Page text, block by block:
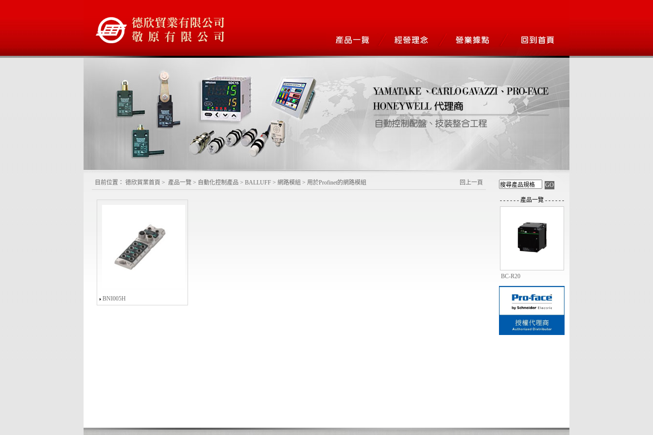
目前位置： 德欣貿業首頁 > 產品一覽 > 自動化控制產品 > BALLUFF > 網路模組 > 用於Profinet的網路模組 回上一頁
BNI005H
- - - - - - 產品一覽 - - - - - -
BC-R20
1 2 3 4 5